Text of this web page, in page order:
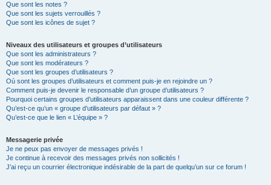
Que sont les notes ?
Que sont les sujets verrouillés ?
Que sont les icônes de sujet ?
Niveaux des utilisateurs et groupes d’utilisateurs
Que sont les administrateurs ?
Que sont les modérateurs ?
Que sont les groupes d’utilisateurs ?
Où sont les groupes d’utilisateurs et comment puis-je en rejoindre un ?
Comment puis-je devenir le responsable d’un groupe d’utilisateurs ?
Pourquoi certains groupes d’utilisateurs apparaissent dans une couleur différente ?
Qu’est-ce qu’un « groupe d’utilisateurs par défaut » ?
Qu’est-ce que le lien « L’équipe » ?
Messagerie privée
Je ne peux pas envoyer de messages privés !
Je continue à recevoir des messages privés non sollicités !
J’ai reçu un courrier électronique indésirable de la part de quelqu’un sur ce forum !